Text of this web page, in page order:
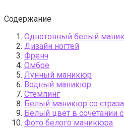
Содержание
Однотонный белый
Дизайн ногтей
Френч
Омбре
Лунный маникюр
Водный маникюр
Стемпинг
Белый маникюр со
Белый цвет в сочетании
Фото белого маникюра